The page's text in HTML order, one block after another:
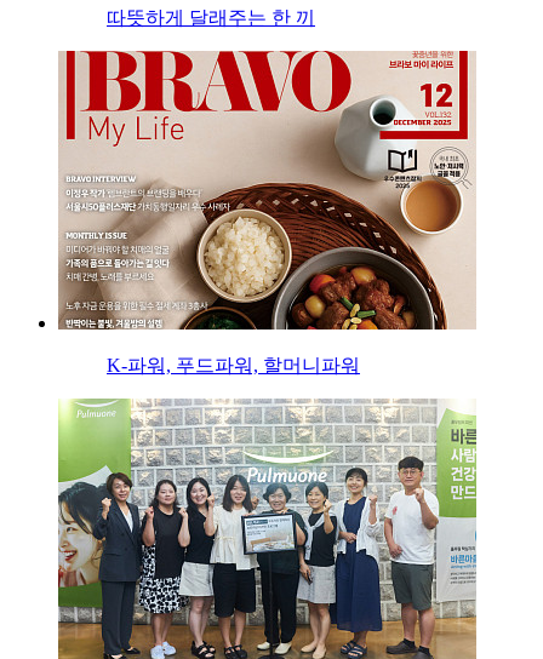
따뜻하게 달래주는 한 끼
K-파워, 푸드파워, 할머니파워